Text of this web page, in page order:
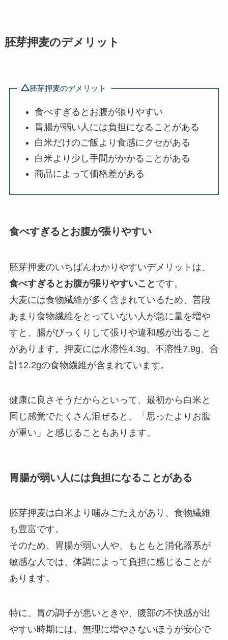
胚芽押麦のデメリット
胚芽押麦のデメリット
食べすぎるとお腹が張りやすい
胃腸が弱い人には負担になることがある
白米だけのご飯より食感にクセがある
白米より少し手間がかかることがある
商品によって価格差がある
食べすぎるとお腹が張りやすい
胚芽押麦のいちばんわかりやすいデメリットは、
食べすぎるとお腹が張りやすいこと です。
大麦には食物繊維が多く含まれているため、普段
あまり食物繊維をとっていない人が急に量を増や
すと、腸がびっくりして張りや違和感が出ること
があります。押麦には水溶性4.3g、不溶性7.9g、合
計12.2gの食物繊維が含まれています。
健康に良さそうだからといって、最初から白米と
同じ感覚でたくさん混ぜると、「思ったよりお腹
が重い」と感じることもあります。
胃腸が弱い人には負担になることがある
胚芽押麦は白米より噛みごたえがあり、食物繊維
も豊富です。
そのため、胃腸が弱い人や、もともと消化器系が
敏感な人では、体調によって負担に感じることが
あります。
特に、胃の調子が悪いときや、腹部の不快感が出
やすい時期には、無理に増やさないほうが安心で